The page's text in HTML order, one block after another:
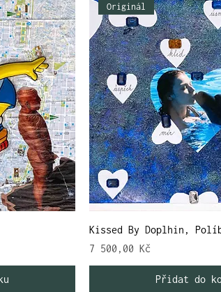
Originál
Kissed By Doplhin,
Cena
7 500,00 Kč
Přidat do